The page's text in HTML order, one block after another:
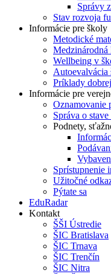
Správy
Stav rozvoja
Informácie pre školy
Metodické
Medzinárodná
Wellbeing v
Autoevalvácia
Príklady
Informácie pre
Oznamovanie
Správa o
Podnety,
Sprístupnenie
Užitočné
Pýtate sa
EduRadar
Kontakt
ŠŠI Ústredie
ŠIC Bratislava
ŠIC Trnava
ŠIC Trenčín
ŠIC Nitra